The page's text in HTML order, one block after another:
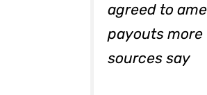
agreed to
payouts
sources say